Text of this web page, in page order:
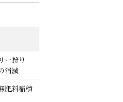
ー狩り
消滅
肥料稲積